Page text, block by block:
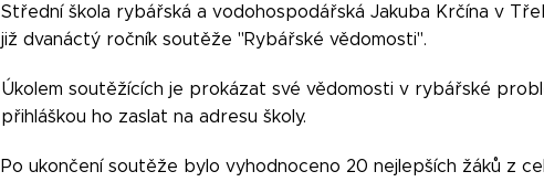
Střední škola rybářská a vodohospodářská Jakuba Krčína v
již dvanáctý ročník soutěže "Rybářské vědomosti".
Úkolem soutěžících je prokázat své vědomosti v rybářské
přihláškou ho zaslat na adresu školy.
Po ukončení soutěže bylo vyhodnoceno 20 nejlepších žáků z